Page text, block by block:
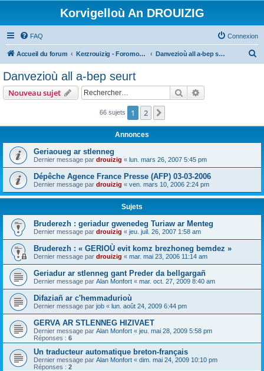
Korvigelloù An DROUIZIG
FAQ Connexion
Accueil du forum Kerzrouizig - Foromoù An Drouizig Danvezioù all a-bep seurt
e
Danvezioù all a-bep seurt
Nouveau sujet Rechercher
66 sujets 1 2
Annonces
Geriaoueg ar stlenneg
Dernier message par drouizig « lun. mars 26, 2007 5:45 pm
Dépêche Agence France Presse (AFP) 03-03-2006
Dernier message par drouizig « ven. mars 10, 2006 2:24 pm
Sujets
Bruderezh : geriadur gwenedeg Turiaw ar Menteg
Dernier message par drouizig « jeu. juil. 26, 2007 1:58 am
Bruderezh : « GERIOÙ evit komz brezhoneg bemdez »
Dernier message par drouizig « mar. mai 23, 2006 11:14 am
Geriadur ar stlenneg gant Preder da bellgargañ
Dernier message par Alan Monfort « mar. oct. 27, 2009 8:40 am
Difaziañ ar c'hemmadurioù
Dernier message par job « lun. août 24, 2009 6:44 pm
GERVA AR STLENNEG HIZIVAET
Dernier message par Alan Monfort « jeu. mai 28, 2009 5:58 pm
Réponses : 6
Un traducteur automatique breton-français
Dernier message par Alan Monfort « dim. mai 24, 2009 10:10 pm
Réponses : 2